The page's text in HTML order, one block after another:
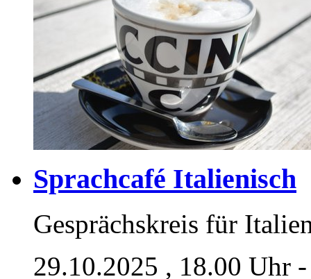
Sprachcafé Italienisch
Gesprächskreis für
29.10.2025 , 18.00 Uhr